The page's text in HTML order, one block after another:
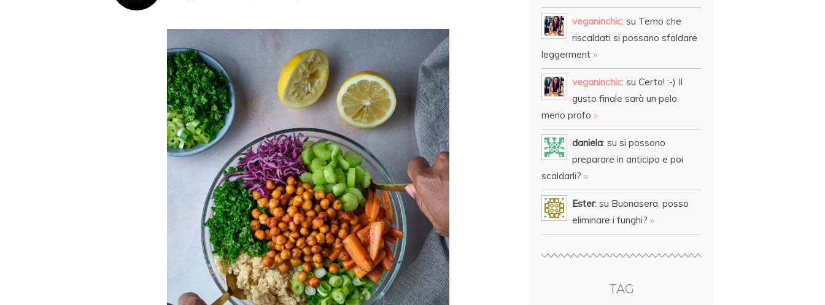
veganinchic: su Temo che
riscaldati si possano sfaldare
leggerment »
veganinchic: su Certo! :-) Il
gusto finale sarà un pelo
meno profo »
daniela: su si possono
preparare in anticipo e poi
scaldarli? »
Ester: su Buonasera, posso
eliminare i funghi? »
TAG